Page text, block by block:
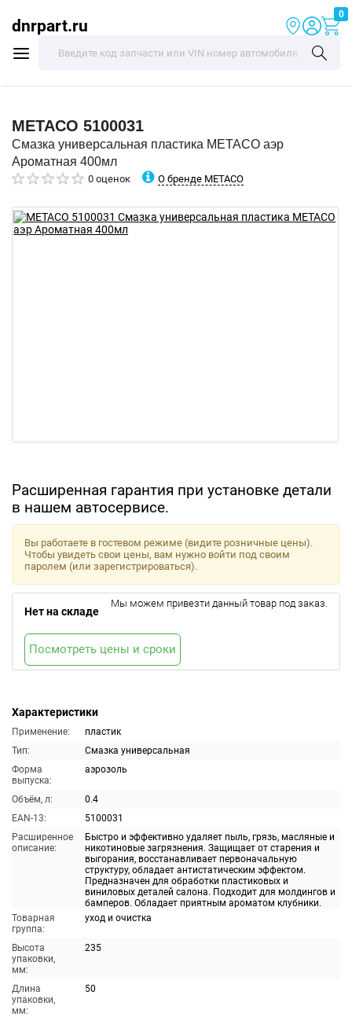
dnrpart.ru
0
METACO 5100031
Смазка универсальная пластика METACO аэр
Ароматная 400мл
0 оценок О бренде METACO
Расширенная гарантия при установке детали
в нашем автосервисе.
Характеристики
Применение:
пластик
Тип:
Смазка универсальная
Форма
выпуска:
аэрозоль
Объём, л:
0.4
EAN-13:
5100031
Расширенное
описание:
Быстро и эффективно удаляет пыль, грязь, масляные и
никотиновые загрязнения. Защищает от старения и
выгорания, восстанавливает первоначальную
структуру, обладает антистатическим эффектом.
Предназначен для обработки пластиковых и
виниловых деталей салона. Подходит для молдингов и
бамперов. Обладает приятным ароматом клубники.
Товарная
группа:
уход и очистка
Высота
упаковки,
мм:
235
Длина
упаковки,
мм:
50
Вы работаете в гостевом режиме (видите розничные цены).
Чтобы увидеть свои цены, вам нужно войти под своим
паролем (или зарегистрироваться).
Нет на складе
Мы можем привезти данный товар под заказ.
Посмотреть цены и сроки